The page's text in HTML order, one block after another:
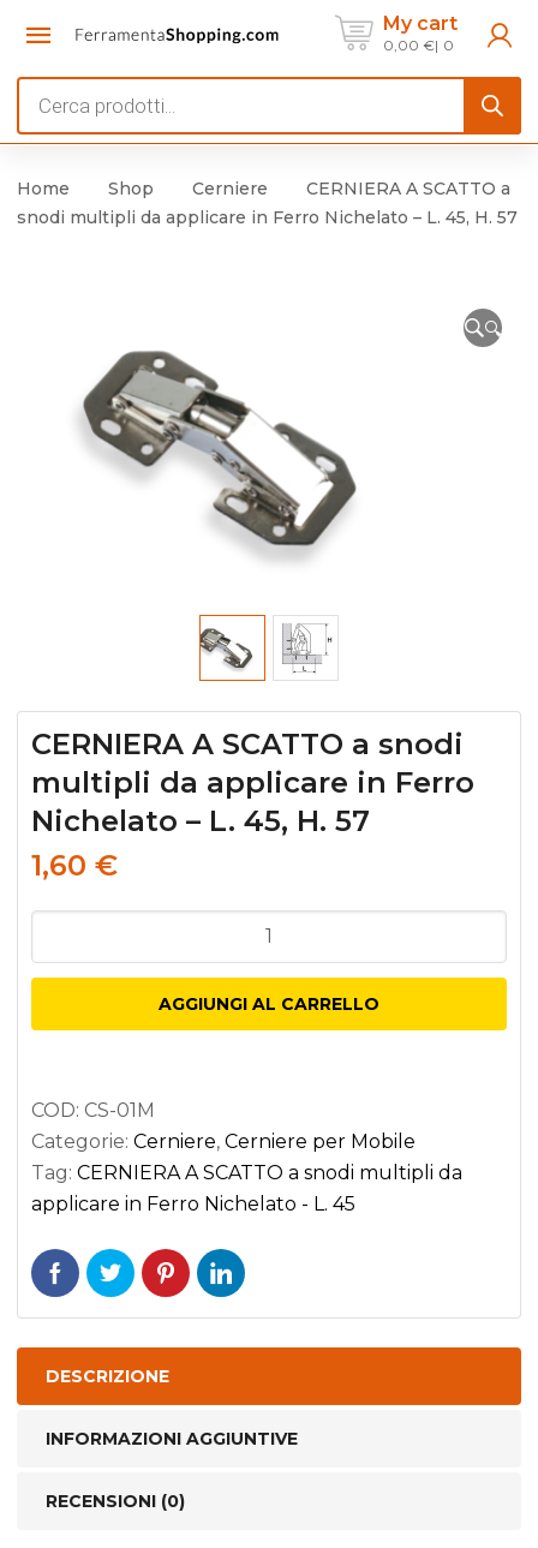
My cart
0,00 € 0
search
Home Shop Cerniere
CERNIERA A SCATTO a
snodi multipli da applicare in Ferro Nichelato – L. 45, H. 57
🔍
CERNIERA A SCATTO a snodi
multipli da applicare in Ferro
Nichelato – L. 45, H. 57
1,60 €
A
a
applicare
Nichelato
-
57
AGGIUNGI AL CARRELLO
COD: CS-01M
Categorie: Cerniere, Cerniere per Mobile
Tag: CERNIERA A SCATTO a snodi multipli da
applicare in Ferro Nichelato - L. 45
DESCRIZIONE
INFORMAZIONI AGGIUNTIVE
RECENSIONI (0)